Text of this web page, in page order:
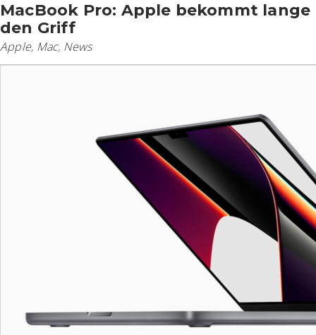
MacBook Pro: Apple bekommt
den Griff
Apple, Mac, News